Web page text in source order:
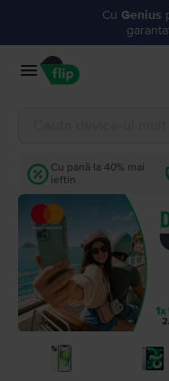
Cu Genius
Cu până la 40% mai
ieftin